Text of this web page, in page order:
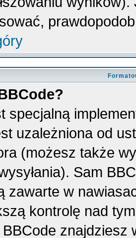
specjalną
uzależniona od
(możesz także
Sam
zawarte w
kontrolę nad